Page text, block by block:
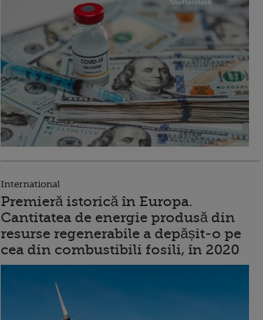
International
Premieră istorică în Europa.
Cantitatea de energie produsă din
resurse regenerabile a depășit-o pe
cea din combustibili fosili, în 2020